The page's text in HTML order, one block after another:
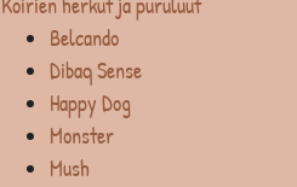
Belcando
Dibaq Sense
Happy Dog
Monster
Mush